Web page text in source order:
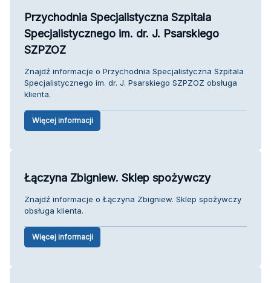
Przychodnia Specjalistyczna Szpitala
Specjalistycznego im. dr. J. Psarskiego
SZPZOZ
Znajdź informacje o Przychodnia Specjalistyczna Szpitala
Specjalistycznego im. dr. J. Psarskiego SZPZOZ obsługa
klienta.
Więcej informacji
Łączyna Zbigniew. Sklep spożywczy
Znajdź informacje o Łączyna Zbigniew. Sklep spożywczy
obsługa klienta.
Więcej informacji